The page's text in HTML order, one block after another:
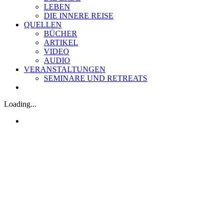
LEBEN
DIE INNERE REISE
QUELLEN
BÜCHER
ARTIKEL
VIDEO
AUDIO
VERANSTALTUNGEN
SEMINARE UND RETREATS
Loading...